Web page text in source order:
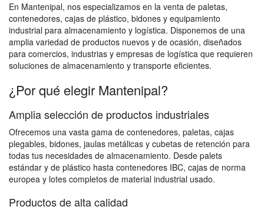
En Mantenipal, nos especializamos en la venta de paletas,
contenedores, cajas de plástico, bidones y equipamiento
industrial para almacenamiento y logística. Disponemos de una
amplia variedad de productos nuevos y de ocasión, diseñados
para comercios, industrias y empresas de logística que requieren
soluciones de almacenamiento y transporte eficientes.
¿Por qué elegir Mantenipal?
Amplia selección de productos industriales
Ofrecemos una vasta gama de contenedores, paletas, cajas
plegables, bidones, jaulas metálicas y cubetas de retención para
todas tus necesidades de almacenamiento. Desde palets
estándar y de plástico hasta contenedores IBC, cajas de norma
europea y lotes completos de material industrial usado.
Productos de alta calidad